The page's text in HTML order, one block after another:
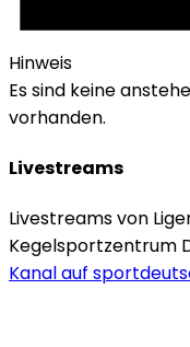
Hinweis
Es sind keine
vorhanden.
Livestreams
Livestreams von
Kegelsportzentrum
Kanal auf